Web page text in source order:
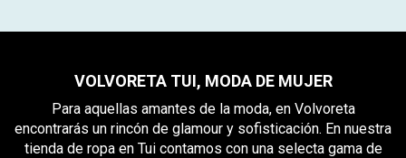
VOLVORETA TUI, MODA DE MUJER
Para aquellas amantes de la moda, en Volvoreta
encontrarás un rincón de glamour y sofisticación. En nuestra
tienda de ropa en Tui contamos con una selecta gama de